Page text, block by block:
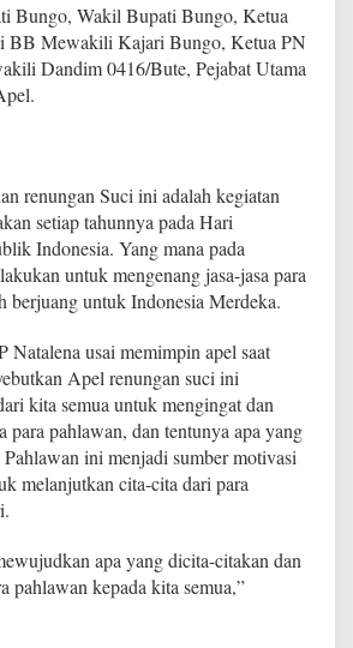
Bungo, Wakil Bupati Bungo, Ketua
BB Mewakili Kajari Bungo, Ketua PN
Dandim 0416/Bute, Pejabat Utama
renungan Suci ini adalah kegiatan
setiap tahunnya pada Hari
Indonesia. Yang mana pada
untuk mengenang jasa-jasa para
berjuang untuk Indonesia Merdeka.
usai memimpin apel saat
Apel renungan suci ini
kita semua untuk mengingat dan
para pahlawan, dan tentunya apa yang
ini menjadi sumber motivasi
melanjutkan cita-cita dari para
apa yang dicita-citakan dan
pahlawan kepada kita semua,”